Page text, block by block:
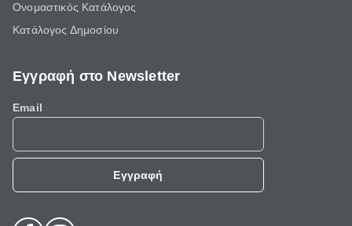
Ονομαστικός Κατάλογος
Κατάλογος Δημοσίου
Εγγραφή στο Newsletter
Email
Εγγραφή